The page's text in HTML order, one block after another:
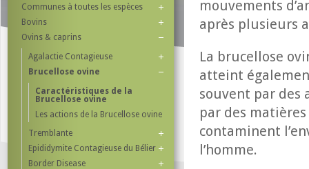
Communes à toutes les espèces
Bovins
Ovins & caprins
Agalactie Contagieuse
Brucellose ovine
Caractéristiques de la
Brucellose ovine
Les actions de la Brucellose ovine
Tremblante
Epididymite Contagieuse du Bélier
Border Disease
mouvements
après plusieurs
La brucellose
atteint
souvent par des
par des
contaminent
l’homme.